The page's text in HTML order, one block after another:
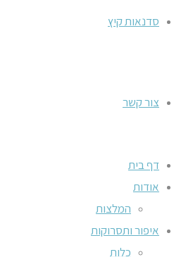
סדנאות קיץ
צור קשר
דף בית
אודות
המלצות
איפור ותסרוקות
כלות